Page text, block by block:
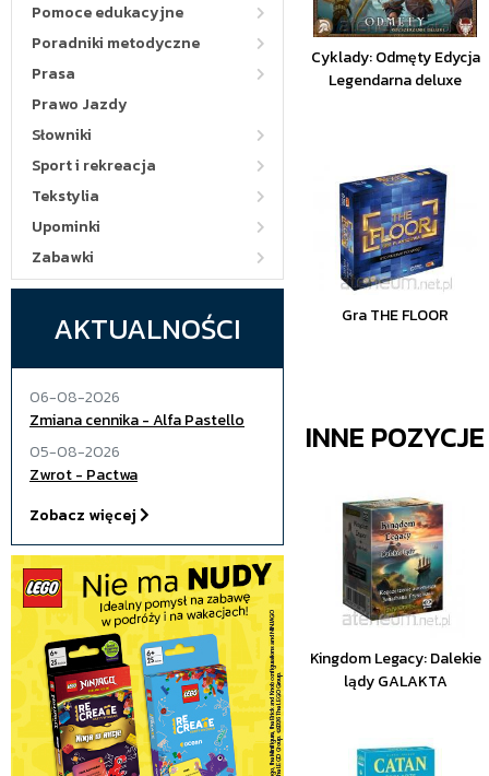
Pomoce edukacyjne
Poradniki metodyczne
Prasa
Prawo Jazdy
Słowniki
Sport i rekreacja
Tekstylia
Upominki
Zabawki
AKTUALNOŚCI
06-08-2026
Zmiana cennika - Alfa Pastello
05-08-2026
Zwrot - Pactwa
Zobacz więcej
Cyklady: Odmęty Edycja
Legendarna deluxe
Gra THE FLOOR
INNE
Kingdom Legacy: Dalekie
lądy GALAKTA